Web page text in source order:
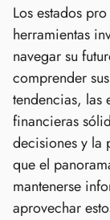
Los estados
herramientas
navegar su
comprender
tendencias, las
financieras
decisiones y la
que el
mantenerse
aprovechar